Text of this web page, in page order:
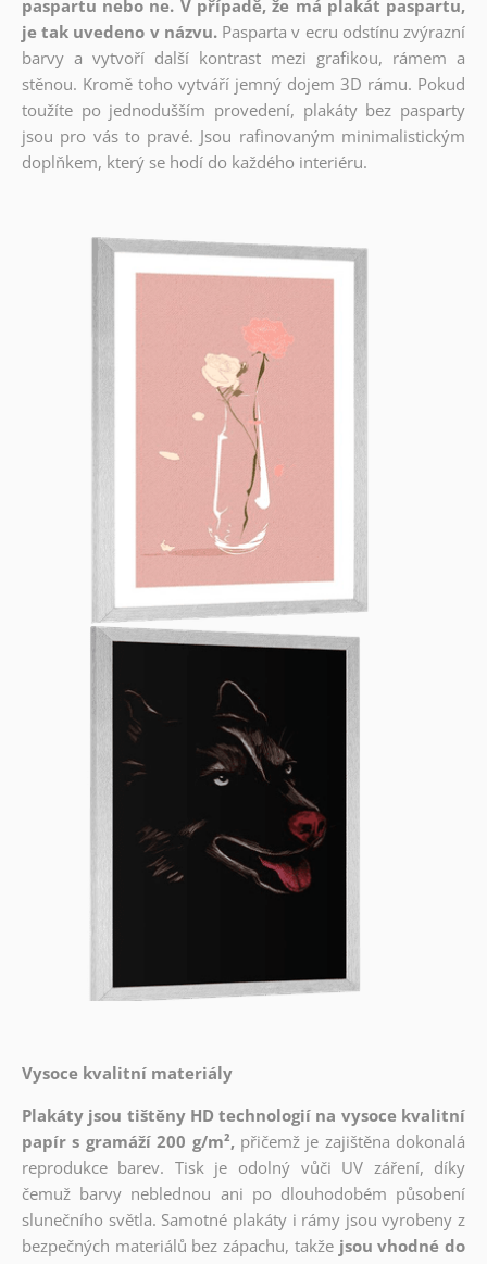
paspartu nebo ne. V případě, že má plakát paspartu,
je tak uvedeno v názvu. Pasparta v ecru odstínu zvýrazní
barvy a vytvoří další kontrast mezi grafikou, rámem a
stěnou. Kromě toho vytváří jemný dojem 3D rámu. Pokud
toužíte po jednodušším provedení, plakáty bez pasparty
jsou pro vás to pravé. Jsou rafinovaným minimalistickým
doplňkem, který se hodí do každého interiéru.
Vysoce kvalitní materiály
Plakáty jsou tištěny HD technologií na vysoce kvalitní
papír s gramáží 200 g/m², přičemž je zajištěna dokonalá
reprodukce barev. Tisk je odolný vůči UV záření, díky
čemuž barvy neblednou ani po dlouhodobém působení
slunečního světla. Samotné plakáty i rámy jsou vyrobeny z
bezpečných materiálů bez zápachu, takže jsou vhodné do